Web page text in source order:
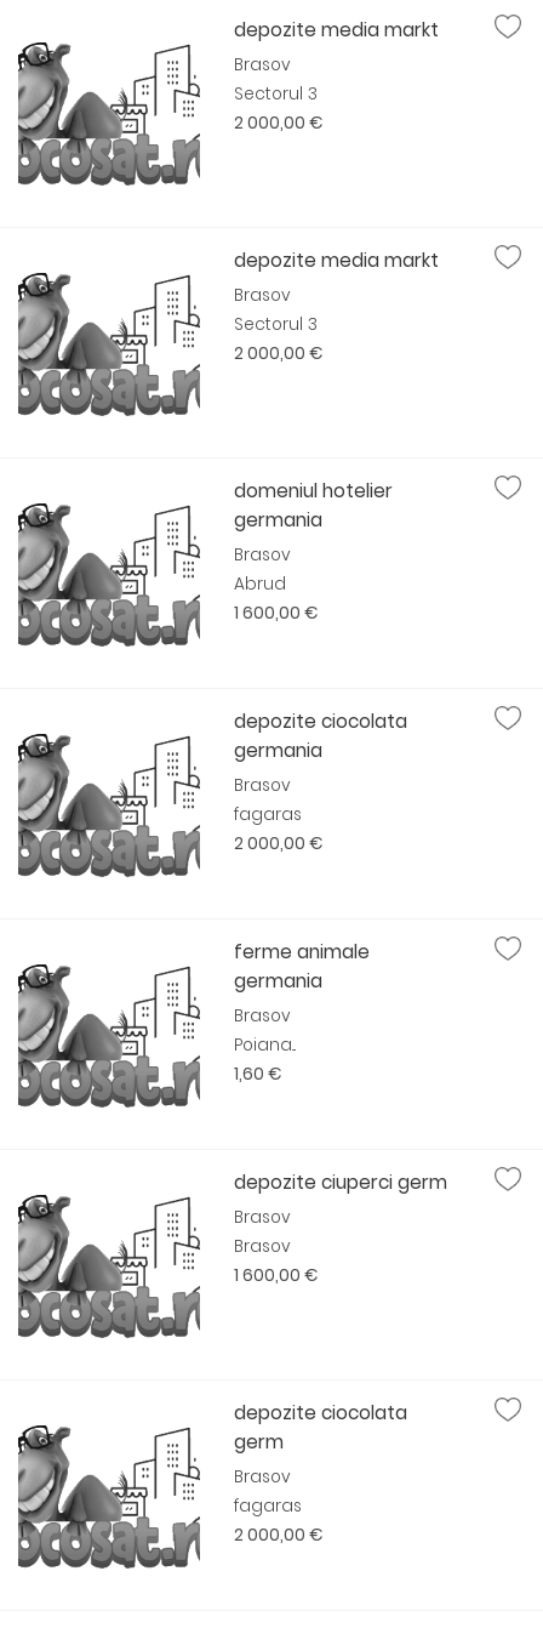
depozite media markt
Brasov
Sectorul 3
2 000,00 €
depozite media markt
Brasov
Sectorul 3
2 000,00 €
domeniul hotelier
germania
Brasov
Abrud
1 600,00 €
depozite ciocolata
germania
Brasov
fagaras
2 000,00 €
ferme animale
germania
Brasov
Poiana...
1,60 €
depozite ciuperci germ
Brasov
Brasov
1 600,00 €
depozite ciocolata
germ
Brasov
fagaras
2 000,00 €